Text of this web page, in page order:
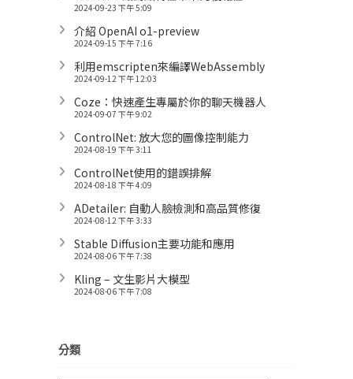
2024-09-23 下午 5:09
介紹 OpenAI o1-preview
2024-09-15 下午 7:16
利用emscripten來編譯WebAssembly
2024-09-12 下午 12:03
Coze：快速產生專屬於你的聊天機器人
2024-09-07 下午 9:02
ControlNet: 放大您的圖像控制能力
2024-08-19 下午 3:11
ControlNet使用的錯誤排解
2024-08-18 下午 4:09
ADetailer: 自動人臉檢測和高品質修復
2024-08-12 下午 3:33
Stable Diffusion主要功能和應用
2024-08-06 下午 7:38
Kling – 文生影片大模型
2024-08-06 下午 7:08
分類